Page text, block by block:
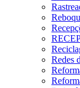
Redes